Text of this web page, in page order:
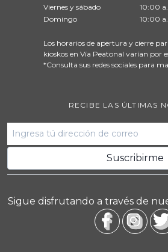
Viernes y sábado
10:00
Domingo
10:00
Los horarios de apertura y cierre
kioskos en Vía Peatonal varían por
*Consulta sus redes sociales para
RECIBE LAS ÚLTIMAS
Sigue disfrutando a través de